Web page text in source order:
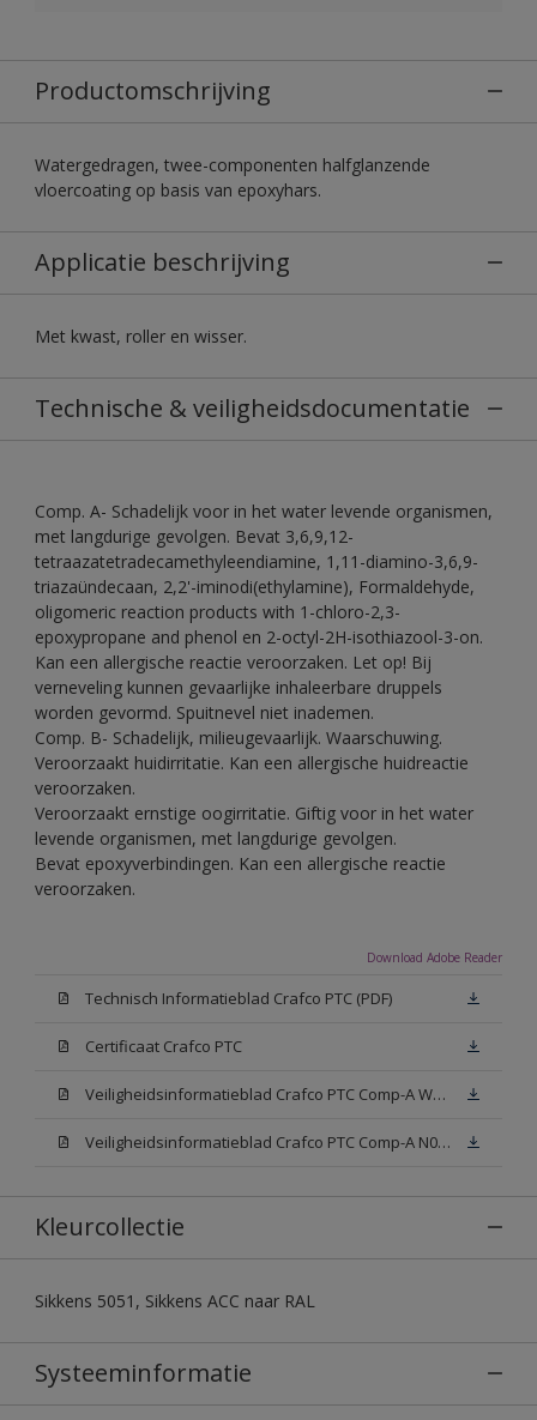
Productomschrijving
Watergedragen, twee-componenten halfglanzende
vloercoating op basis van epoxyhars.
Applicatie beschrijving
Met kwast, roller en wisser.
Technische & veiligheidsdocumentatie
Comp. A- Schadelijk voor in het water levende organismen,
met langdurige gevolgen. Bevat 3,6,9,12-
tetraazatetradecamethyleendiamine, 1,11-diamino-3,6,9-
triazaündecaan, 2,2'-iminodi(ethylamine), Formaldehyde,
oligomeric reaction products with 1-chloro-2,3-
epoxypropane and phenol en 2-octyl-2H-isothiazool-3-on.
Kan een allergische reactie veroorzaken. Let op! Bij
verneveling kunnen gevaarlijke inhaleerbare druppels
worden gevormd. Spuitnevel niet inademen.
Comp. B- Schadelijk, milieugevaarlijk. Waarschuwing.
Veroorzaakt huidirritatie. Kan een allergische huidreactie
veroorzaken.
Veroorzaakt ernstige oogirritatie. Giftig voor in het water
levende organismen, met langdurige gevolgen.
Bevat epoxyverbindingen. Kan een allergische reactie
veroorzaken.
Download Adobe Reader
Technisch Informatieblad Crafco PTC (PDF)
Certificaat Crafco PTC
Veiligheidsinformatieblad Crafco PTC Comp-A W05 (MSDS)
Veiligheidsinformatieblad Crafco PTC Comp-A N00 (MSDS)
Kleurcollectie
Sikkens 5051, Sikkens ACC naar RAL
Systeeminformatie